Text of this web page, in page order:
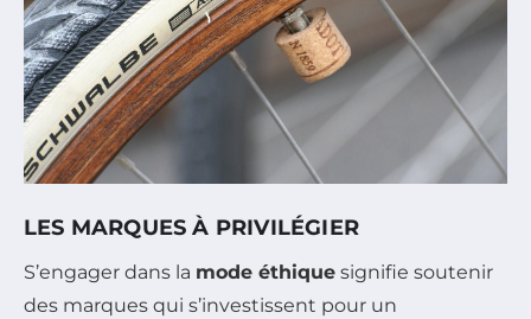
LES MARQUES À PRIVILÉGIER
S’engager dans la mode éthique signifie soutenir
des marques qui s’investissent pour un